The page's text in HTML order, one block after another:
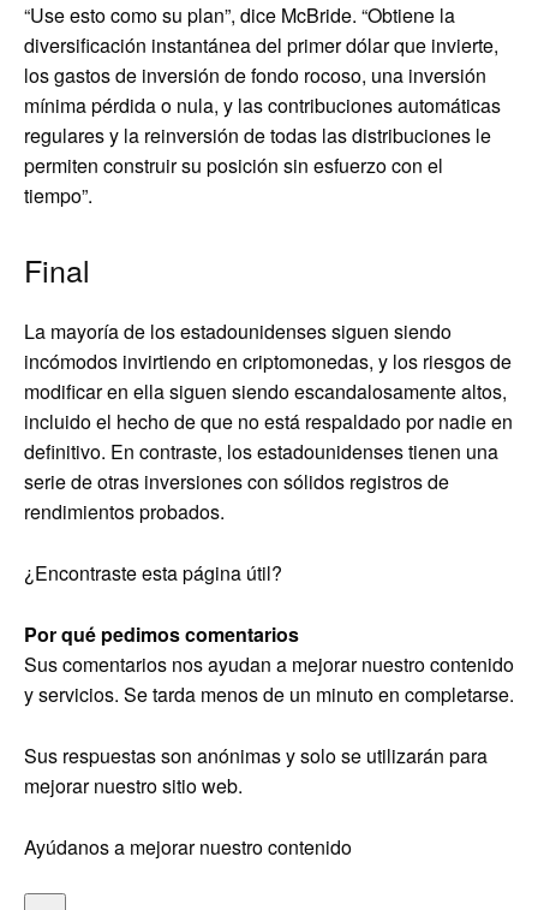
“Use esto como su plan”, dice McBride. “Obtiene la
diversificación instantánea del primer dólar que invierte,
los gastos de inversión de fondo rocoso, una inversión
mínima pérdida o nula, y las contribuciones automáticas
regulares y la reinversión de todas las distribuciones le
permiten construir su posición sin esfuerzo con el
tiempo”.
Final
La mayoría de los estadounidenses siguen siendo
incómodos invirtiendo en criptomonedas, y los riesgos de
modificar en ella siguen siendo escandalosamente altos,
incluido el hecho de que no está respaldado por nadie en
definitivo. En contraste, los estadounidenses tienen una
serie de otras inversiones con sólidos registros de
rendimientos probados.
¿Encontraste esta página útil?
Por qué pedimos comentarios
Sus comentarios nos ayudan a mejorar nuestro contenido
y servicios. Se tarda menos de un minuto en completarse.
Sus respuestas son anónimas y solo se utilizarán para
mejorar nuestro sitio web.
Ayúdanos a mejorar nuestro contenido